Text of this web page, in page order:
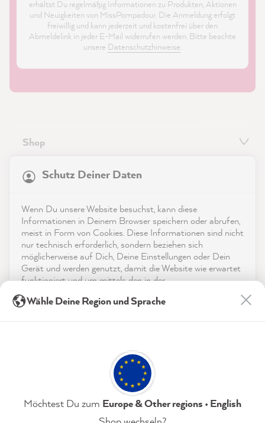
erhältst Du regelmäßig Informationen zu Produkten, Aktionen
und Neuigkeiten von MissPompadour. Die Anmeldung erfolgt
freiwillig und kann jederzeit und kostenfrei über den
Abmeldelink in jeder E-Mail widerrufen werden. Bitte beachte
unsere Datenschutzhinweise.
Shop
Service
Kontakt
App herunterladen
Auszeichnungen
Schutz Deiner Daten
Wenn Du unsere Website besuchst, kann diese
Informationen in Deinem Browser speichern oder abrufen,
meist in Form von Cookies. Diese Informationen sind nicht
nur technisch erforderlich, sondern beziehen sich
möglicherweise auf Dich, Deine Einstellungen oder Dein
Gerät und werden genutzt, damit die Website wie erwartet
funktioniert und um mittels den in der
der Webseite für deren Optimierung zu analysieren sowie
(jederzeit widerruflich) diesen Datenverarbeitungen
Datenschutzerklärung Impressum Einstellungen
reviews-io
Verifizierter Kunde
Super Color
Verifizierter Kunde
MissPompadour Beige mit Milchkaffee - Der Alles
Wähle Deine Region und Sprache
Möchtest Du zum Europe & Other regions • English